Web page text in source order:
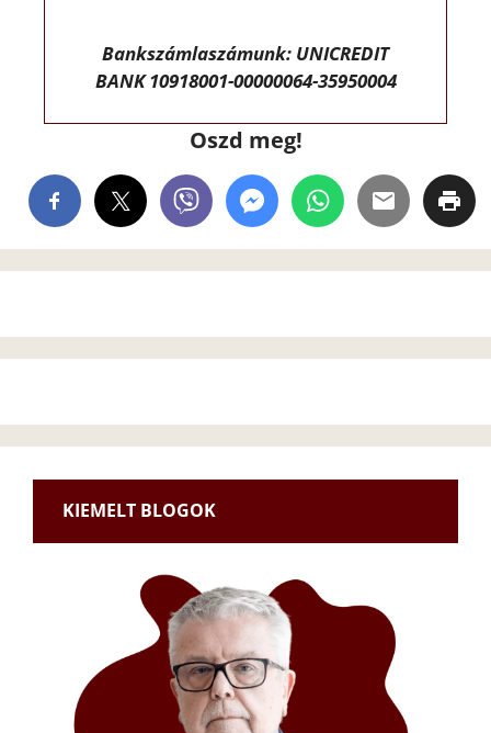
Bankszámlaszámunk: UNICREDIT
BANK 10918001-00000064-35950004
Oszd meg!
KIEMELT BLOGOK